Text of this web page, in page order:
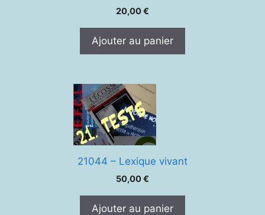
20,00€
Ajouter au panier
21044 – Lexique vivant
50,00€
Ajouter au panier